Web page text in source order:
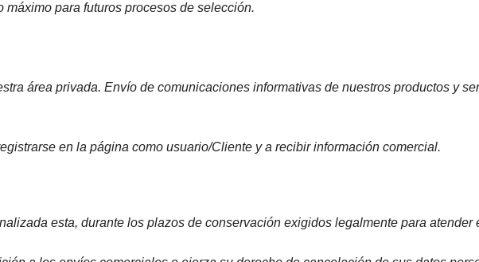
para futuros procesos de selección.
área privada. Envío de comunicaciones informativas de nuestros productos y
en la página como usuario/Cliente y a recibir información comercial.
esta, durante los plazos de conservación exigidos legalmente para atender